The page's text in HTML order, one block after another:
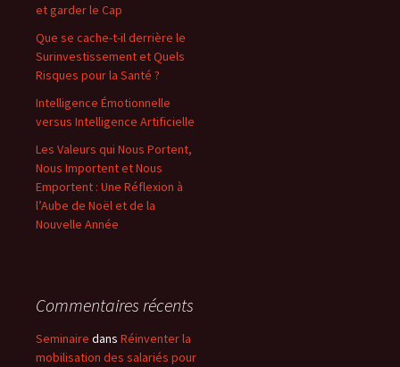
et garder le Cap
Que se cache-t-il derrière le
Surinvestissement et Quels
Risques pour la Santé ?
Intelligence Émotionnelle
versus Intelligence Artificielle
Les Valeurs qui Nous Portent,
Nous Importent et Nous
Emportent : Une Réflexion à
l’Aube de Noël et de la
Nouvelle Année
Commentaires récents
Seminaire dans Réinventer la
mobilisation des salariés pour